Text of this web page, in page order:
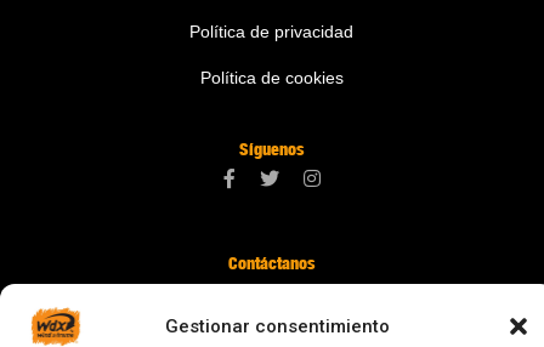
Gestionar consentimiento
Política de privacidad
Política de cookies
Síguenos
Contáctanos
digital@zonawind.com
Av. de la Mare de Déu de Montserrat, 115